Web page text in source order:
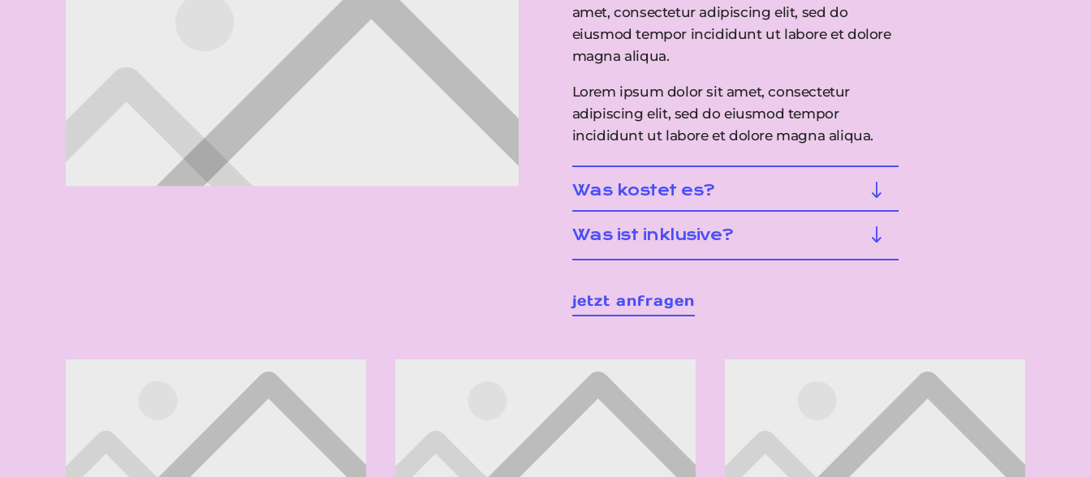
amet, consectetur adipiscing elit, sed do
eiusmod tempor incididunt ut labore et dolore
magna aliqua.
Lorem ipsum dolor sit amet, consectetur
adipiscing elit, sed do eiusmod tempor
incididunt ut labore et dolore magna aliqua.
Was kostet es?
Was ist inklusive?
jetzt anfragen